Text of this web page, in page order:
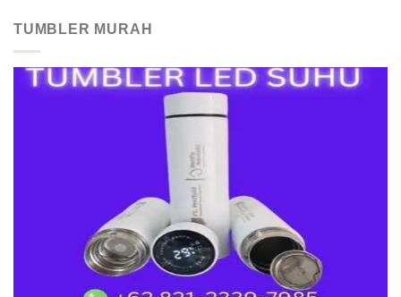
TUMBLER MURAH